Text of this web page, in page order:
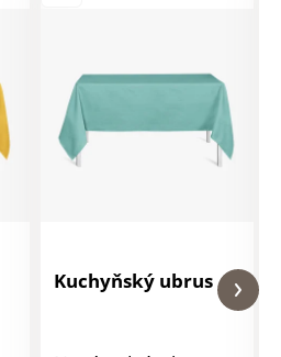
Kuchyňský ubrus